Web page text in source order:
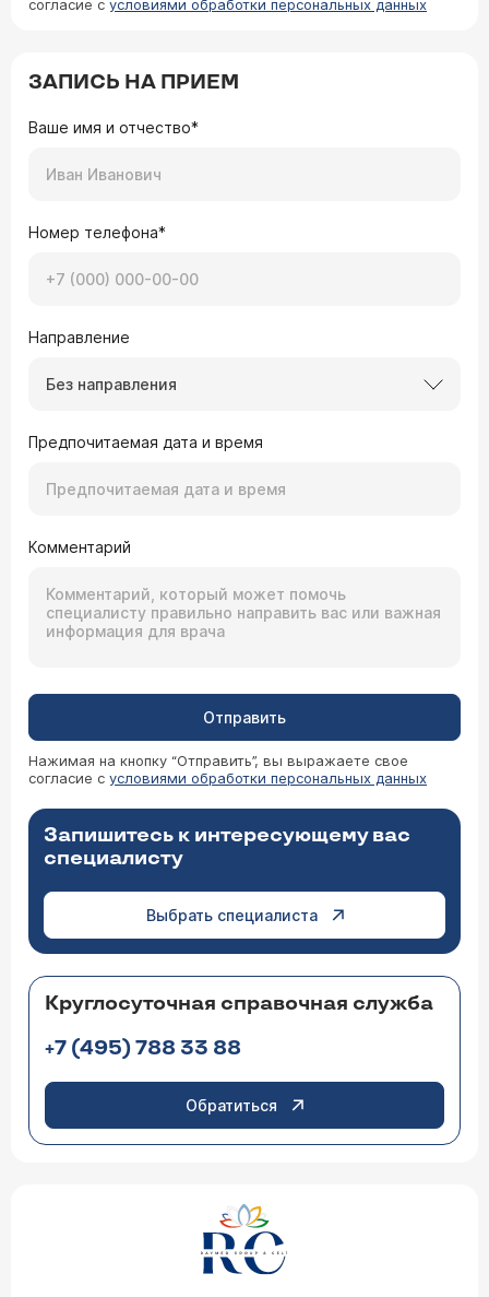
согласие с условиями обработки персональных данных
ЗАПИСЬ НА ПРИЕМ
Ваше имя и отчество*
Номер телефона*
Направление
Без направления
Предпочитаемая дата и время
Комментарий
Отправить
Нажимая на кнопку “Отправить”, вы выражаете свое
согласие с условиями обработки персональных данных
Запишитесь к интересующему вас
специалисту
Выбрать специалиста
Круглосуточная справочная служба
+7 (495) 788 33 88
Обратиться